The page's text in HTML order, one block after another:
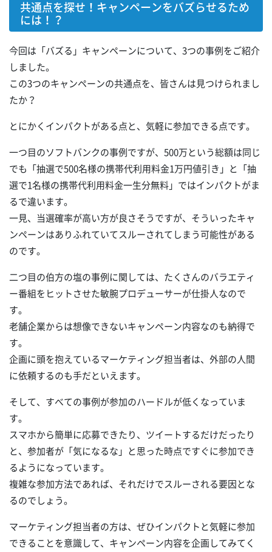
共通点を探せ！キャンペーンをバズらせるため
には！？
今回は「バズる」キャンペーンについて、3つの事例をご紹介
しました。
この3つのキャンペーンの共通点を、皆さんは見つけられまし
たか？
とにかくインパクトがある点と、気軽に参加できる点です。
一つ目のソフトバンクの事例ですが、500万という総額は同じ
でも「抽選で500名様の携帯代利用料金1万円値引き」と「抽
選で1名様の携帯代利用料金一生分無料」ではインパクトがま
るで違います。
一見、当選確率が高い方が良さそうですが、そういったキャ
ンペーンはありふれていてスルーされてしまう可能性がある
のです。
二つ目の伯方の塩の事例に関しては、たくさんのバラエティ
ー番組をヒットさせた敏腕プロデューサーが仕掛人なので
す。
老舗企業からは想像できないキャンペーン内容なのも納得で
す。
企画に頭を抱えているマーケティング担当者は、外部の人間
に依頼するのも手だといえます。
そして、すべての事例が参加のハードルが低くなっていま
す。
スマホから簡単に応募できたり、ツイートするだけだったり
と、参加者が「気になるな」と思った時点ですぐに参加でき
るようになっています。
複雑な参加方法であれば、それだけでスルーされる要因とな
るのでしょう。
マーケティング担当者の方は、ぜひインパクトと気軽に参加
できることを意識して、キャンペーン内容を企画してみてく